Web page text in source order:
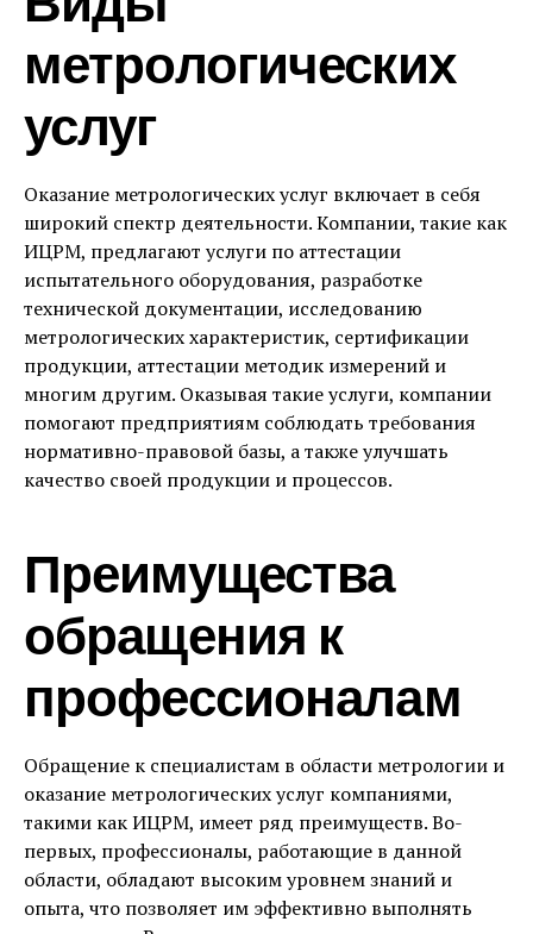
метрологических
услуг
Оказание метрологических услуг включает в себя
широкий спектр деятельности. Компании, такие как
ИЦРМ, предлагают услуги по аттестации
испытательного оборудования, разработке
технической документации, исследованию
метрологических характеристик, сертификации
продукции, аттестации методик измерений и
многим другим. Оказывая такие услуги, компании
помогают предприятиям соблюдать требования
нормативно-правовой базы, а также улучшать
качество своей продукции и процессов.
Преимущества
обращения к
профессионалам
Обращение к специалистам в области метрологии и
оказание метрологических услуг компаниями,
такими как ИЦРМ, имеет ряд преимуществ. Во-
первых, профессионалы, работающие в данной
области, обладают высоким уровнем знаний и
опыта, что позволяет им эффективно выполнять